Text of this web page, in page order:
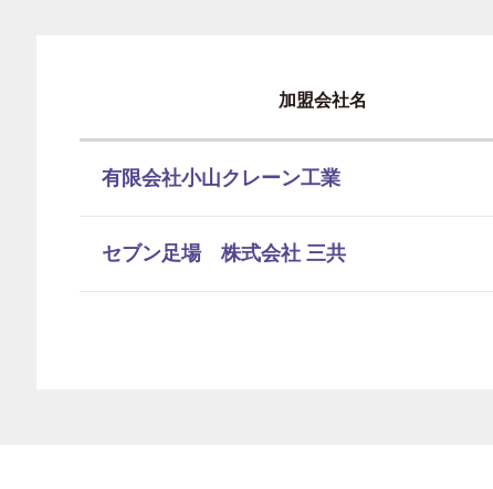
加盟会社名
有限会社小山クレーン工業
セブン足場 株式会社 三共